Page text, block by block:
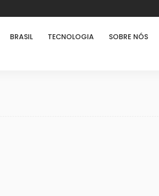
BRASIL TECNOLOGIA SOBRE NÓS